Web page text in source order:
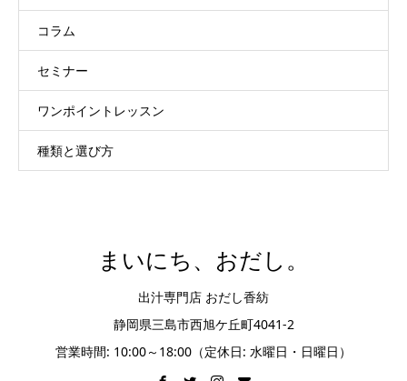
コラム
セミナー
ワンポイントレッスン
種類と選び方
まいにち、おだし。
出汁専門店 おだし香紡
静岡県三島市西旭ケ丘町4041-2
営業時間: 10:00～18:00（定休日: 水曜日・日曜日）